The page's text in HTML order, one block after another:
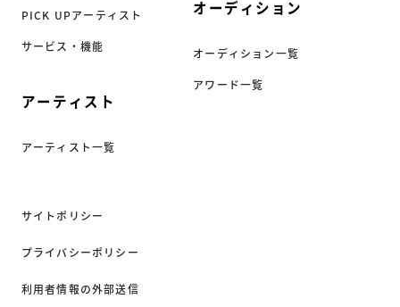
PICK UPアーティスト
サービス・機能
アーティスト
アーティスト一覧
オーディション
オーディション一覧
アワード一覧
サイトポリシー
プライバシーポリシー
利用者情報の外部送信